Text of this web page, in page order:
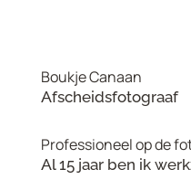
Boukje Canaan
Afscheidsfotograaf
Professioneel op de
Al 15 jaar ben ik